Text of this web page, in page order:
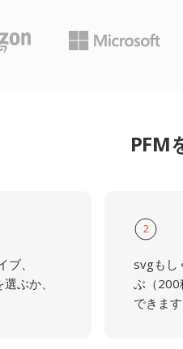
PFM
、
ぶか、
2
svgもし
ぶ（200
できます